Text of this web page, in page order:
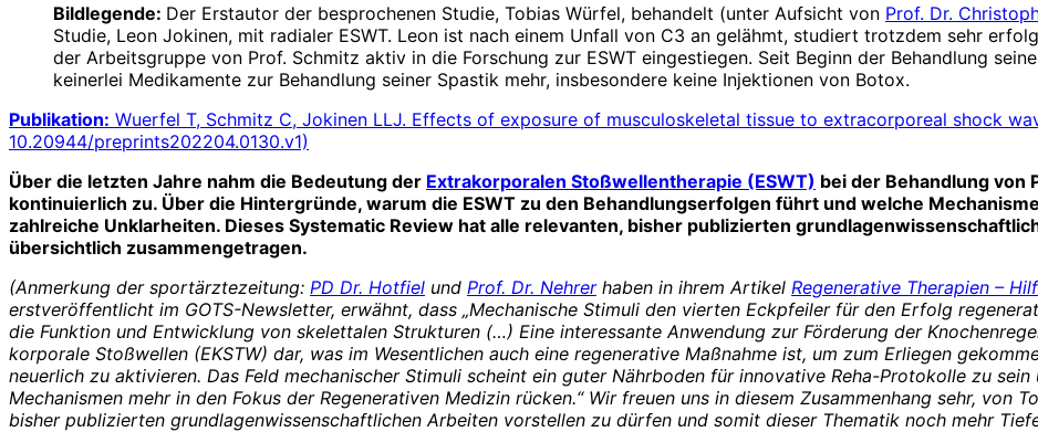
Bildlegende: Der Erstautor der besprochenen Studie, Tobias Würfel, behandelt (unter Aufsicht von Prof. Dr.
Studie, Leon Jokinen, mit radialer ESWT. Leon ist nach einem Unfall von C3 an gelähmt, studiert trotzdem sehr
der Arbeitsgruppe von Prof. Schmitz aktiv in die Forschung zur ESWT eingestiegen. Seit Beginn der Behandlung
keinerlei Medikamente zur Behandlung seiner Spastik mehr, insbesondere keine Injektionen von Botox.
Publikation: Wuerfel T, Schmitz C, Jokinen LLJ. Effects of exposure of musculoskeletal tissue to extracorporeal shock
10.20944/preprints202204.0130.v1)
Über die letzten Jahre nahm die Bedeutung der Extrakorporalen Stoßwellentherapie (ESWT) bei der Behandlung von
kontinuierlich zu. Über die Hintergründe, warum die ESWT zu den Behandlungserfolgen führt und welche
zahlreiche Unklarheiten. Dieses Systematic Review hat alle relevanten, bisher publizierten
übersichtlich zusammengetragen.
(Anmerkung der sportärztezeitung: PD Dr. Hotfiel und Prof. Dr. Nehrerhaben in ihrem Artikel Regenerative Therapien –
erstveröffentlicht im GOTS-Newsletter, erwähnt, dass „Mechanische Stimuli den vierten Eckpfeiler für den Erfolg
die Funktion und Entwicklung von skelettalen Strukturen (…) Eine interessante Anwendung zur Förderung der
korporale Stoßwellen (EKSTW) dar, was im Wesentlichen auch eine regenerative Maßnahme ist, um zum Erliegen
neuerlich zu aktivieren. Das Feld mechanischer Stimuli scheint ein guter Nährboden für innovative Reha-Protokolle zu
Mechanismen mehr in den Fokus der Regenerativen Medizin rücken.“ Wir freuen uns in diesem Zusammenhang sehr, von
bisher publizierten grundlagenwissenschaftlichen Arbeiten vorstellen zu dürfen und somit dieser Thematik noch mehr